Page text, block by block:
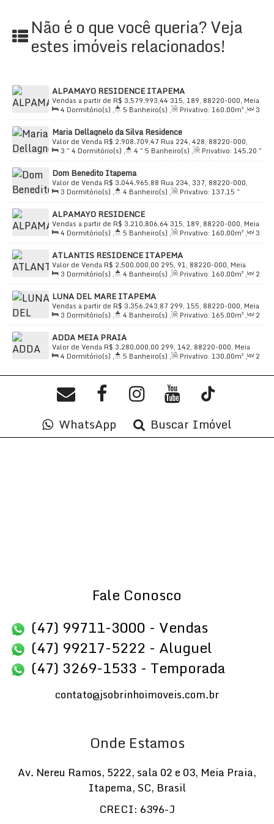
Não é o que você queria? Veja
estes imóveis relacionados!
ALPAMAYO RESIDENCE ITAPEMA
R$ 3.579.993,44
Vendas a partir de
315, 189, 88220-000, Meia
Praia, Itapema, Santa Catarina, Brasil
4 Dormitório(s) , 5 Banheiro(s) , Privativo: 160.00m² ,
3
Sala(s) , 4Suíte(s) , Total:245.00m² , 3Vaga(s) ,
180m
Distância do Mar, Útil:160.00m²
Maria Dellagnelo da Silva Residence
R$ 2.908.709,47
Valor de Venda
Rua 224, 428, 88220-000,
Meia Praia, Itapema, Santa Catarina, Brasil
3 ~ 4 Dormitório(s) , 4 ~ 5 Banheiro(s) , Privativo: 145.20 ~
169.50m², 3 ~ 4 Suíte(s), Total: 265.00m², 3 ~ 4 Vaga(s),
Útil:145.20~ 169.50m²
Dom Benedito Itapema
R$ 3.044.965,88
Valor de Venda
Rua 234, 337, 88220-000,
Meia Praia, Itapema, Santa Catarina, Brasil
3 Dormitório(s) , 4 Banheiro(s) , Privativo: 137.15 ~
242.30m², 2 Sala(s) , 3Suíte(s) , Total:137.15m² ,
2
Vaga(s), Útil:137.15m²
ALPAMAYO RESIDENCE
R$ 3.210.806,64
Vendas a partir de
315, 189, 88220-000, Meia
Praia, Itapema, Santa Catarina, Brasil
4 Dormitório(s) , 5 Banheiro(s) , Privativo: 160.00m² ,
3
Sala(s) , 4Suíte(s) , Total:245.00m² , 3Vaga(s) ,
180m
Distância do Mar, Útil:160.00m²
ATLANTIS RESIDENCE ITAPEMA
R$ 2.500.000,00
Valor de Venda
295, 91, 88220-000, Meia
Praia, Itapema, Santa Catarina, Brasil
3 Dormitório(s) , 4 Banheiro(s) , Privativo: 160.00m² ,
2
Sala(s) , 3Suíte(s) , Total:195.00m² , 2Vaga(s) ,
90m
Distância do Mar, Útil: 160.00
LUNA DEL MARE ITAPEMA
R$ 3.356.243,87
Vendas a partir de
299, 155, 88220-000, Meia
Praia, Itapema, Santa Catarina, Brasil
3 Dormitório(s) , 4 Banheiro(s) , Privativo: 165.00m² ,
2
Sala(s) , 3Suíte(s) , Total:199.00m² , 3Vaga(s) ,
150m
Distância do Mar, Útil:
ADDA MEIA PRAIA
R$ 3.280.000,00
Valor de Venda
299, 142, 88220-000, Meia
Praia, Itapema, Santa Catarina, Brasil
4 Dormitório(s) , 5 Banheiro(s) , Privativo: 130.00m² ,
2
Distância do Mar, Útil:130.00m²
WhatsApp Buscar Imóvel
Fale Conosco
(47) 99711-3000 - Vendas
(47) 99217-5222 - Aluguel
(47) 3269-1533 - Temporada
contato@jsobrinhoimoveis.com.br
Onde Estamos
Av. Nereu Ramos, 5222, sala 02 e 03, Meia Praia,
Itapema, SC, Brasil
CRECI: 6396-J